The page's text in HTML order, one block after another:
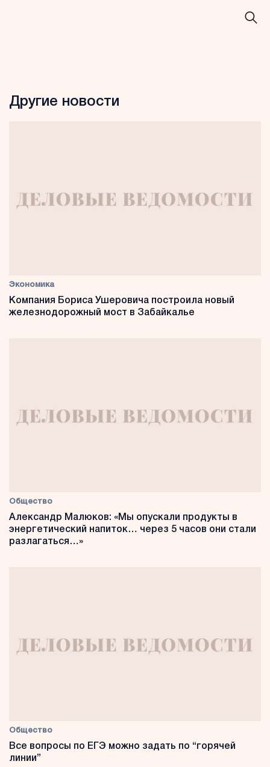
Другие новости
Экономика
Компания Бориса Ушеровича построила новый
железнодорожный мост в Забайкалье
Общество
Александр Малюков: «Мы опускали продукты в
энергетический напиток… через 5 часов они стали
разлагаться…»
Общество
Все вопросы по ЕГЭ можно задать по “горячей
линии”